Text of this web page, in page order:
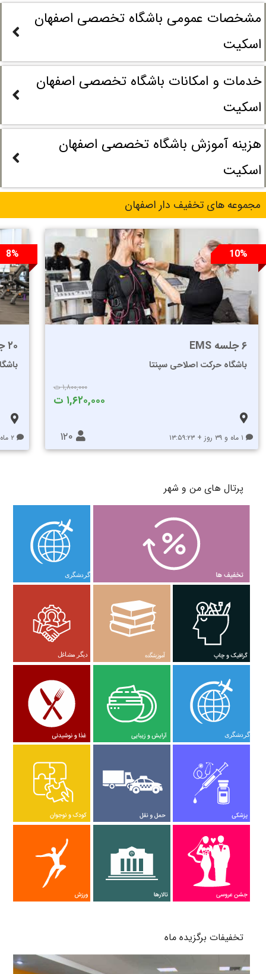
مشخصات عمومی باشگاه تخصصی اصفهان
اسکیت
خدمات و امکانات باشگاه تخصصی اصفهان
اسکیت
هزینه آموزش باشگاه تخصصی اصفهان
اسکیت
مجموعه های تخفیف دار اصفهان
۶ جلسه EMS
باشگاه حرکت اصلاحی سپنتا
10%
۱,۸۰۰,۰۰۰ ت
۱,۶۲۰,۰۰۰ ت
۱ ماه و ۳۹ روز + ۱۳:۵۹:۲۳ ۱۲۰
۲۰ جلسه بدنسازی (یکماهه)
8%
۲ ماه و ۶۹ روز + ۱۴:۵۹:۲۳
پرتال های من و شهر
تخفیفات برگزیده ماه